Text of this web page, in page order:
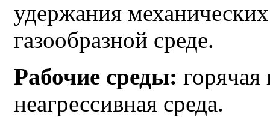
удержания
газообразной среде.
Рабочие среды: горячая
неагрессивная среда.